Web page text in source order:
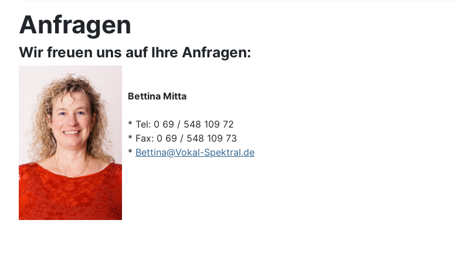
Anfragen
Wir freuen uns auf Ihre Anfragen:
Bettina Mitta
* Tel: 0 69 / 548 109 72
* Fax: 0 69 / 548 109 73
* Bettina@Vokal-Spektral.de